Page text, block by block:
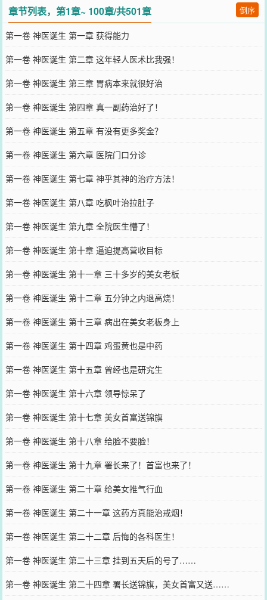
章节列表，第1章~ 100章/共501章 倒序
第一卷 神医诞生 第一章 获得能力
第一卷 神医诞生 第二章 这年轻人医术比我强！
第一卷 神医诞生 第三章 胃病本来就很好治
第一卷 神医诞生 第四章 真一副药治好了！
第一卷 神医诞生 第五章 有没有更多奖金？
第一卷 神医诞生 第六章 医院门口分诊
第一卷 神医诞生 第七章 神乎其神的治疗方法！
第一卷 神医诞生 第八章 吃枫叶治拉肚子
第一卷 神医诞生 第九章 全院医生懵了！
第一卷 神医诞生 第十章 逼迫提高营收目标
第一卷 神医诞生 第十一章 三十多岁的美女老板
第一卷 神医诞生 第十二章 五分钟之内退高烧！
第一卷 神医诞生 第十三章 病出在美女老板身上
第一卷 神医诞生 第十四章 鸡蛋黄也是中药
第一卷 神医诞生 第十五章 曾经也是研究生
第一卷 神医诞生 第十六章 领导惊呆了
第一卷 神医诞生 第十七章 美女首富送锦旗
第一卷 神医诞生 第十八章 给脸不要脸！
第一卷 神医诞生 第十九章 署长来了！首富也来了！
第一卷 神医诞生 第二十章 给美女推气行血
第一卷 神医诞生 第二十一章 这药方真能治戒烟！
第一卷 神医诞生 第二十二章 后悔的各科医生！
第一卷 神医诞生 第二十三章 挂到五天后的号了……
第一卷 神医诞生 第二十四章 署长送锦旗，美女首富又送……